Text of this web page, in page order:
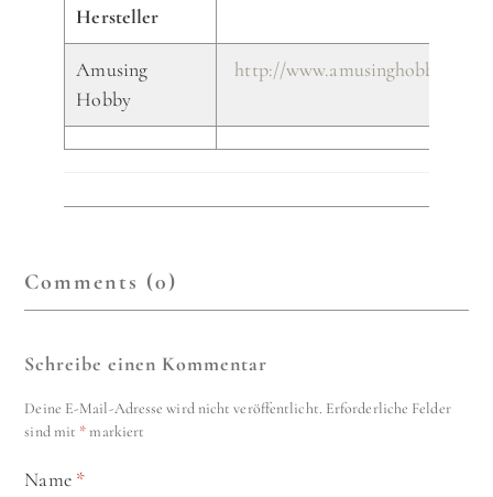
Hersteller
Amusing
Hobby
http://www.amusinghobby.com/
Comments (0)
Schreibe einen Kommentar
Deine E-Mail-Adresse wird nicht veröffentlicht. Erforderliche Felder
sind mit *markiert
Name *